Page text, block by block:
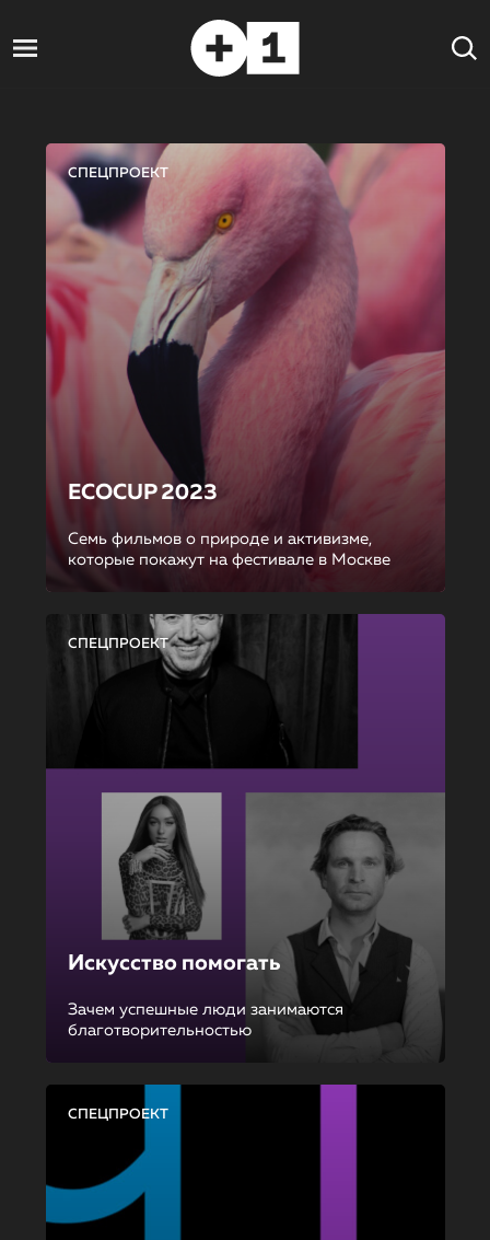
СПЕЦПРОЕКТ
ECOCUP 2023
Семь фильмов о природе и активизме,
которые покажут на фестивале в Москве
СПЕЦПРОЕКТ
Искусство помогать
Зачем успешные люди занимаются
благотворительностью
СПЕЦПРОЕКТ